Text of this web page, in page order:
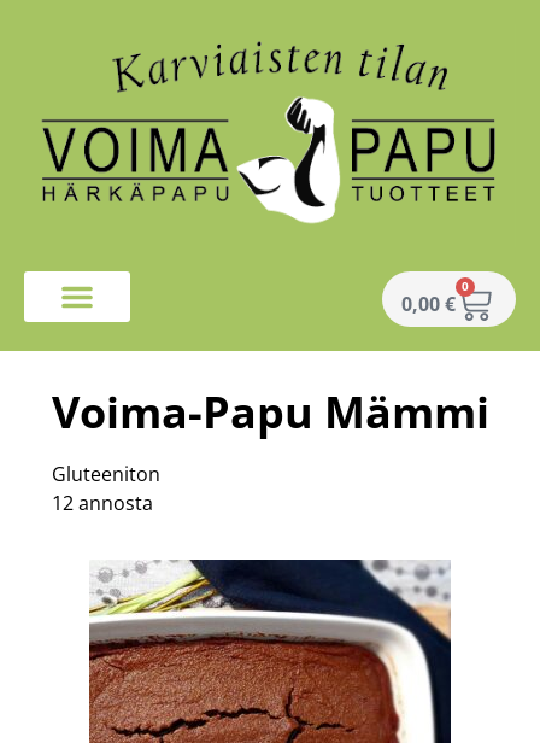
0,00€
0
Voima-Papu Mämmi
Gluteeniton
12 annosta